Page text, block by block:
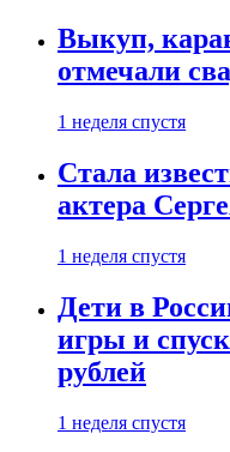
Выкуп,
отмечали
1 неделя спустя
Стала
актера
1 неделя спустя
Дети в
игры и
рублей
1 неделя спустя